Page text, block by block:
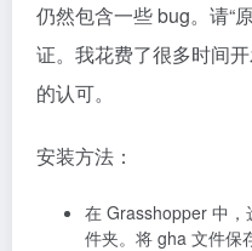
仍然包含一些 bug。请“
证。我花费了很多时间
的认可。
安装方法：
在 Grasshopper 中，
件夹。将 gha 文件保